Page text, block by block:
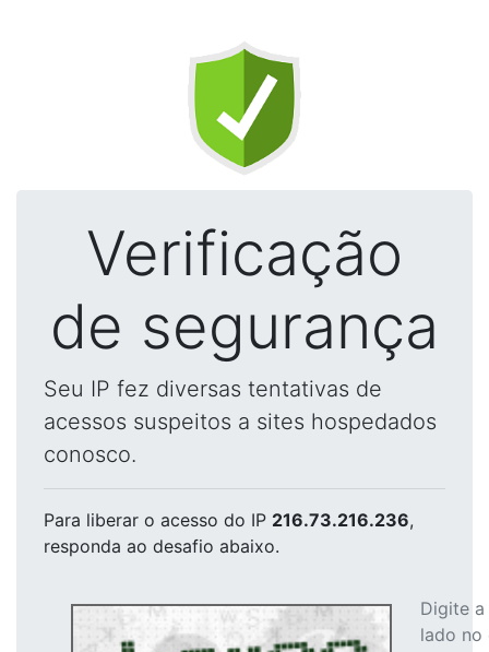
Verificação
de segurança
Seu IP fez diversas tentativas de
acessos suspeitos a sites hospedados
conosco.
Para liberar o acesso do IP 216.73.216.236,
responda ao desafio abaixo.
Digite
lado no